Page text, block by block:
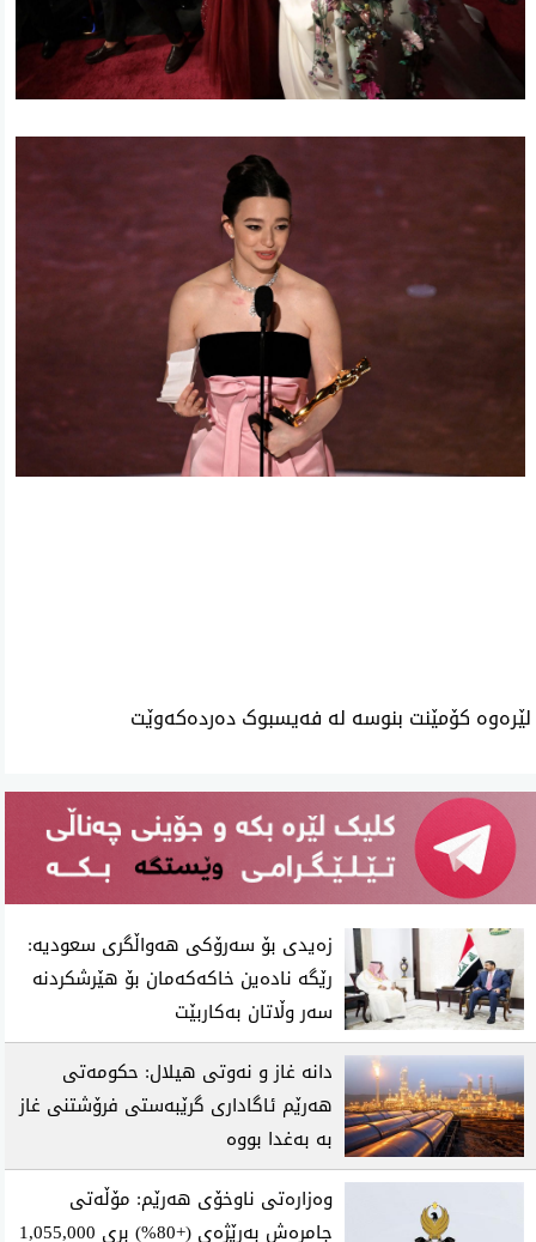
لێرەوە کۆمێنت بنوسە لە فەیسبوک دەردەکەوێت
زەیدی بۆ سەرۆکی هەواڵگری سعودیە:
رێگە نادەین خاکەکەمان بۆ هێرشکردنە
سەر وڵاتان بەکاربێت
دانە غاز و نەوتی هیلال: حکومەتی
هەرێم ئاگاداری گرێبەستی فرۆشتنی غاز
بە بەغدا بووە
وەزارەتی ناوخۆی هەرێم: مۆڵەتی
جامڕەش بەرێژەی (+80%) بڕی 1,055,000